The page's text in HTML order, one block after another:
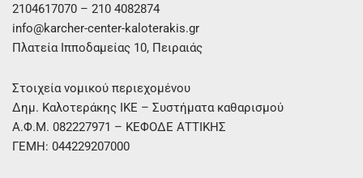
2104617070 – 210 4082874
info@karcher-center-kaloterakis.gr
Πλατεία Ιπποδαμείας 10, Πειραιάς
Στοιχεία νομικού περιεχομένου
Δημ. Καλοτεράκης ΙΚΕ – Συστήματα καθαρισμού
Α.Φ.Μ. 082227971 – ΚΕΦΟΔΕ ΑΤΤΙΚΗΣ
ΓΕΜΗ: 044229207000